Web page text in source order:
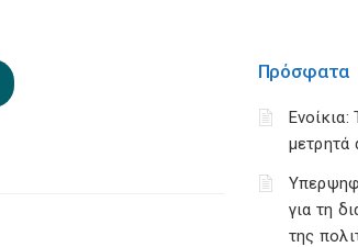
Πρόσφατα
μετρητά
για τη
της